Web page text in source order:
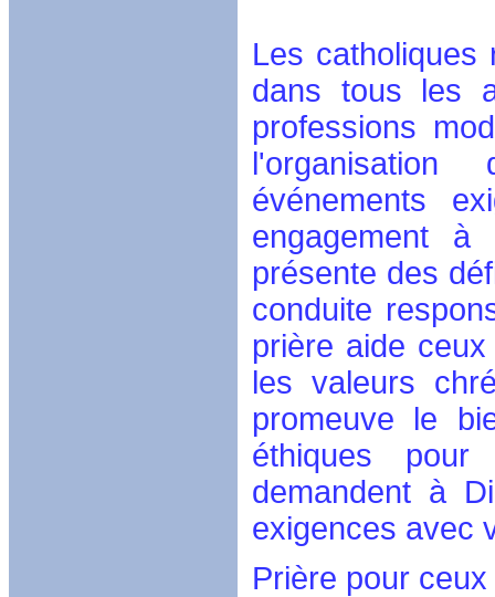
Les catholiques
dans tous les
professions
l'organisation
événements
engagement
présente des
conduite
prière aide
les valeurs
promeuve le
éthiques
demandent à
exigences avec
Prière pour